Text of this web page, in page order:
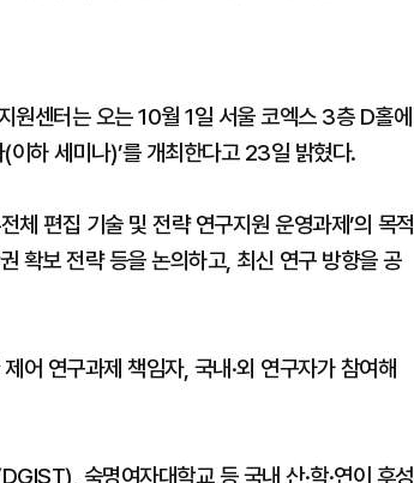
센터는 오는 10월 1일 서울 코엑스 3층 D홀에
이하 세미나)’를 개최한다고 23일 밝혔다.
체 편집 기술 및 전략 연구지원 운영과제’의 목적
확보 전략 등을 논의하고, 최신 연구 방향을 공
어 연구과제 책임자, 국내·외 연구자가 참여해
숙명여자대학교 등 국내 산·학·연이 후성